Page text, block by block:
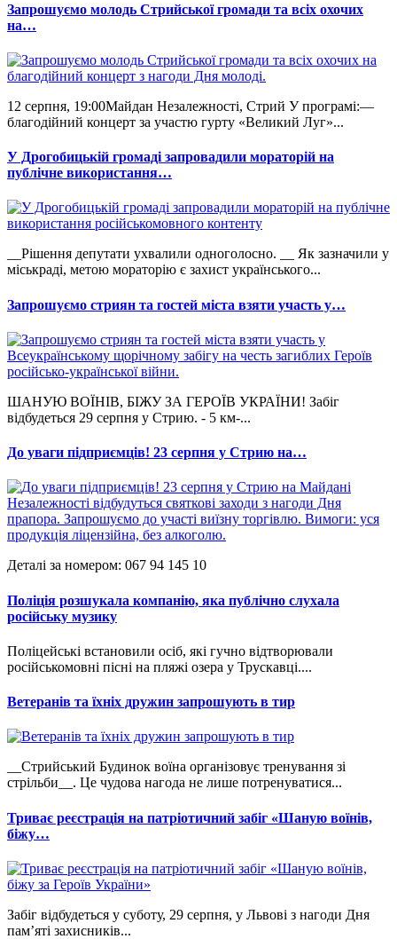
Запрошуємо молодь Стрийської громади та всіх охочих
на…
12 серпня, 19:00Майдан Незалежності, Стрий У програмі:—
благодійний концерт за участю гурту «Великий Луг»...
У Дрогобицькій громаді запровадили мораторій на
публічне використання…
__Рішення депутати ухвалили одноголосно. __ Як зазначили у
міськраді, метою мораторію є захист українського...
Запрошуємо стриян та гостей міста взяти участь у…
ШАНУЮ ВОЇНІВ, БІЖУ ЗА ГЕРОЇВ УКРАЇНИ! Забіг
відбудеться 29 серпня у Стрию. - 5 км-...
До уваги підприємців! 23 серпня у Стрию на…
Деталі за номером: 067 94 145 10
Поліція розшукала компанію, яка публічно слухала
російську музику
Поліцейські встановили осіб, які гучно відтворювали
російськомовні пісні на пляжі озера у Трускавці....
Ветеранів та їхніх дружин запрошують в тир
__Стрийський Будинок воїна організовує тренування зі
стрільби__. Це чудова нагода не лише потренуватися...
Триває реєстрація на патріотичний забіг «Шаную воїнів,
біжу…
Забіг відбудеться у суботу, 29 серпня, у Львові з нагоди Дня
пам’яті захисників...